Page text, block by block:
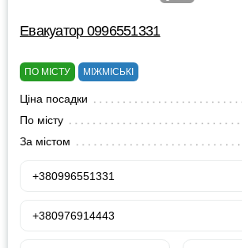
Евакуатор 0996551331
ПО МІСТУ МІЖМІСЬКІ
Ціна посадки
По місту
За містом
+380996551331
+380976914443